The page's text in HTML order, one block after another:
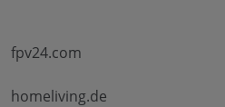
fpv24.com
homeliving.de